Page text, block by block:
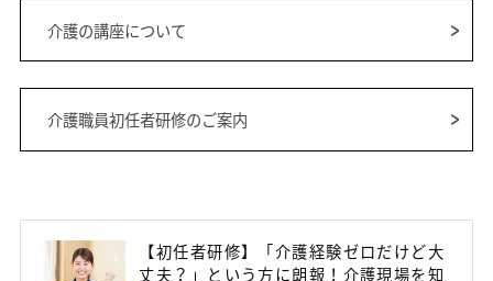
介護の講座について
介護職員初任者研修のご案内
【初任者研修】「介護経験ゼロだけど大
丈夫？」という方に朗報！介護現場を知